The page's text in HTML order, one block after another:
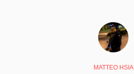
MATTEO HSIA